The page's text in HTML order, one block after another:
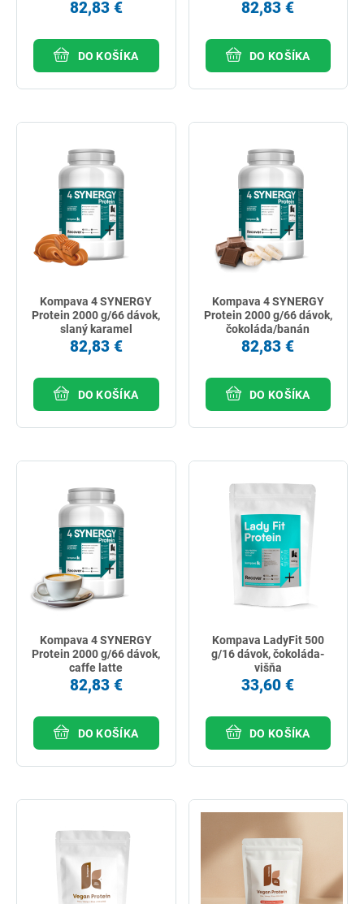
82,83 €
DO KOŠÍKA
82,83 €
DO KOŠÍKA
Kompava 4 SYNERGY
Protein 2000 g/66 dávok,
slaný karamel
82,83 €
DO KOŠÍKA
Kompava 4 SYNERGY
Protein 2000 g/66 dávok,
čokoláda/banán
82,83 €
DO KOŠÍKA
Kompava 4 SYNERGY
Protein 2000 g/66 dávok,
caffe latte
82,83 €
DO KOŠÍKA
Kompava LadyFit 500
g/16 dávok, čokoláda-
višňa
33,60 €
DO KOŠÍKA